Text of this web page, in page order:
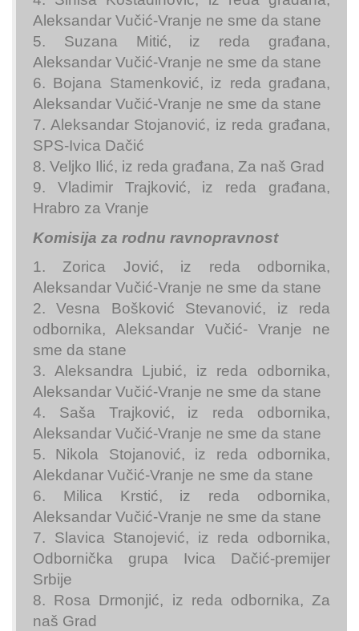
Aleksandar Vučić-Vranje ne sme da stane
5. Suzana Mitić, iz reda građana,
Aleksandar Vučić-Vranje ne sme da stane
6. Bojana Stamenković, iz reda građana,
Aleksandar Vučić-Vranje ne sme da stane
7. Aleksandar Stojanović, iz reda građana,
SPS-Ivica Dačić
8. Veljko Ilić, iz reda građana, Za naš Grad
9. Vladimir Trajković, iz reda građana,
Hrabro za Vranje
Komisija za rodnu ravnopravnost
1. Zorica Jović, iz reda odbornika,
Aleksandar Vučić-Vranje ne sme da stane
2. Vesna Bošković Stevanović, iz reda
odbornika, Aleksandar Vučić- Vranje ne
sme da stane
3. Aleksandra Ljubić, iz reda odbornika,
Aleksandar Vučić-Vranje ne sme da stane
4. Saša Trajković, iz reda odbornika,
Aleksandar Vučić-Vranje ne sme da stane
5. Nikola Stojanović, iz reda odbornika,
Alekdanar Vučić-Vranje ne sme da stane
6. Milica Krstić, iz reda odbornika,
Aleksandar Vučić-Vranje ne sme da stane
7. Slavica Stanojević, iz reda odbornika,
Odbornička grupa Ivica Dačić-premijer
Srbije
8. Rosa Drmonjić, iz reda odbornika, Za
naš Grad